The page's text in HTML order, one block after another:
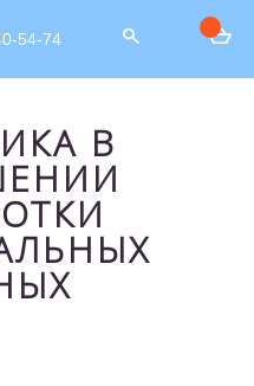
54-74
В